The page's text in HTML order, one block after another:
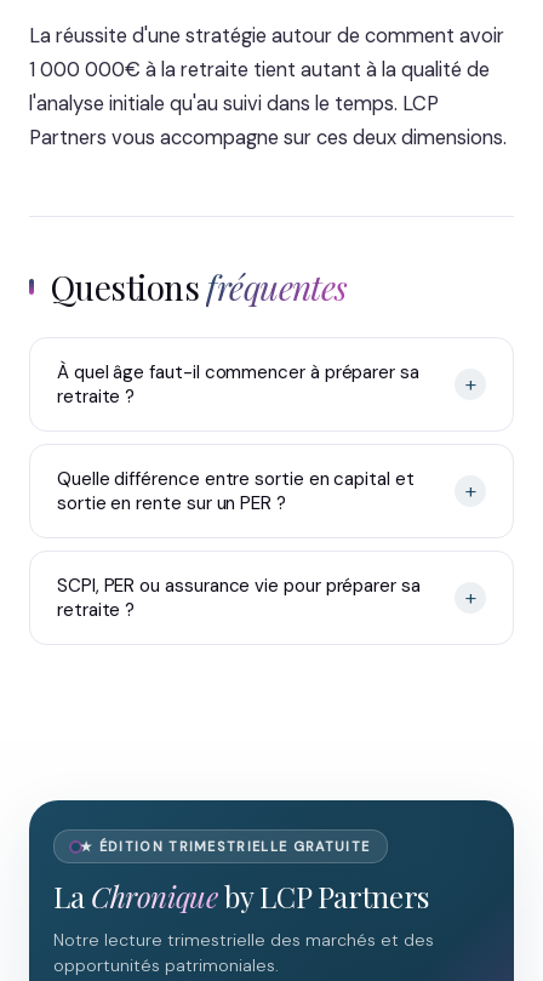
La réussite d'une stratégie autour de comment avoir
1 000 000€ à la retraite tient autant à la qualité de
l'analyse initiale qu'au suivi dans le temps. LCP
Partners vous accompagne sur ces deux dimensions.
Questionsfréquentes
À quel âge faut-il commencer à préparer sa
retraite ?
+
Quelle différence entre sortie en capital et
sortie en rente sur un PER ?
+
SCPI, PER ou assurance vie pour préparer sa
retraite ?
+
★ ÉDITION TRIMESTRIELLE GRATUITE
La Chroniqueby LCP Partners
Notre lecture trimestrielle des marchés et des
opportunités patrimoniales.